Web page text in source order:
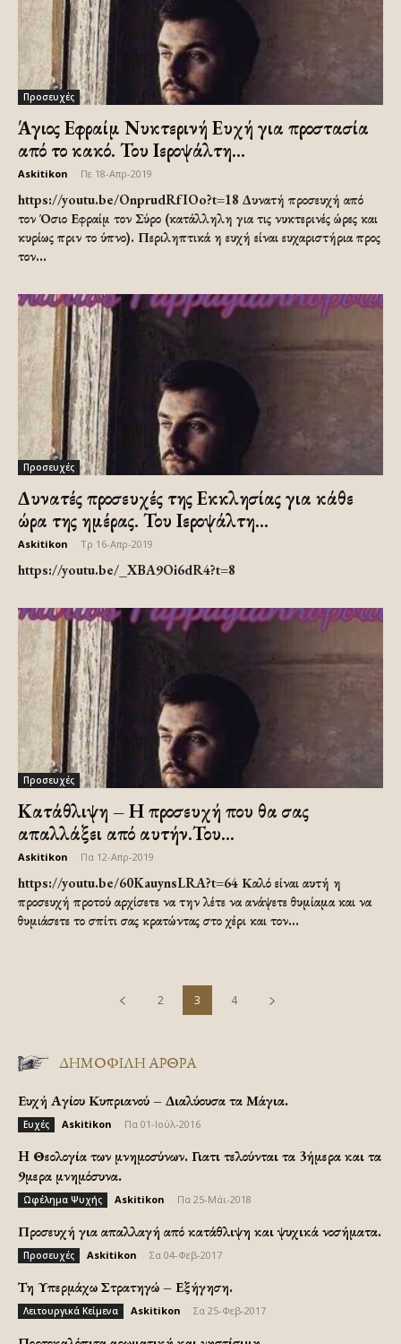
Προσευχές
Άγιος Εφραίμ Νυκτερινή Ευχή για προστασία
από το κακό. Του Ιεροψάλτη...
Askitikon Πε 18-Απρ-2019
https://youtu.be/OnprudRfIOo?t=18 Δυνατή προσευχή από
τον Όσιο Εφραίμ τον Σύρο (κατάλληλη για τις νυκτερινές ώρες και
κυρίως πριν το ύπνο). Περιληπτικά η ευχή είναι ευχαριστήρια προς
τον...
Προσευχές
Δυνατές προσευχές της Εκκλησίας για κάθε
ώρα της ημέρας. Του Ιεροψάλτη...
Askitikon Τρ 16-Απρ-2019
https://youtu.be/_XBA9Oi6dR4?t=8
Προσευχές
Κατάθλιψη – Η προσευχή που θα σας
απαλλάξει από αυτήν.Του...
Askitikon Πα 12-Απρ-2019
https://youtu.be/60KauynsLRA?t=64 Καλό είναι αυτή η
προσευχή προτού αρχίσετε να την λέτε να ανάψετε θυμίαμα και να
θυμιάσετε το σπίτι σας κρατώντας στο χέρι και τον...
2 3 4
ΔΗΜΟΦΙΛΗ ΑΡΘΡΑ
Ευχή Αγίου Κυπριανού – Διαλύουσα τα Μάγια.
Ευχές Askitikon Πα 01-Ιούλ-2016
H Θεολογία των μνημοσύνων. Γιατι τελούνται τα 3ήμερα και τα
9μερα μνημόσυνα.
Ωφέλημα Ψυχής Askitikon Πα 25-Μάι-2018
Προσευχή για απαλλαγή από κατάθλιψη και ψυχικά νοσήματα.
Προσευχές Askitikon Σα 04-Φεβ-2017
Τη Υπερμάχω Στρατηγώ – Εξήγηση.
Λειτουργικά Κείμενα Askitikon Σα 25-Φεβ-2017